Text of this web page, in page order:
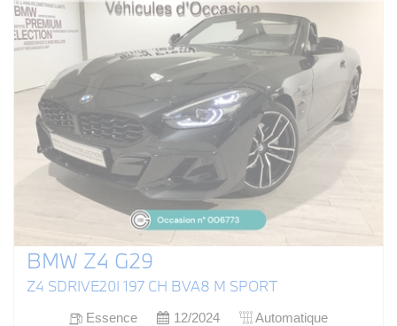
BMW Z4 G29
Z4 SDRIVE20I 197 CH BVA8 M SPORT
Essence 12/2024
Automatique